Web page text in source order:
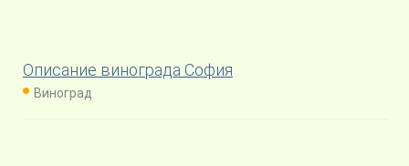
Описание винограда София
Виноград